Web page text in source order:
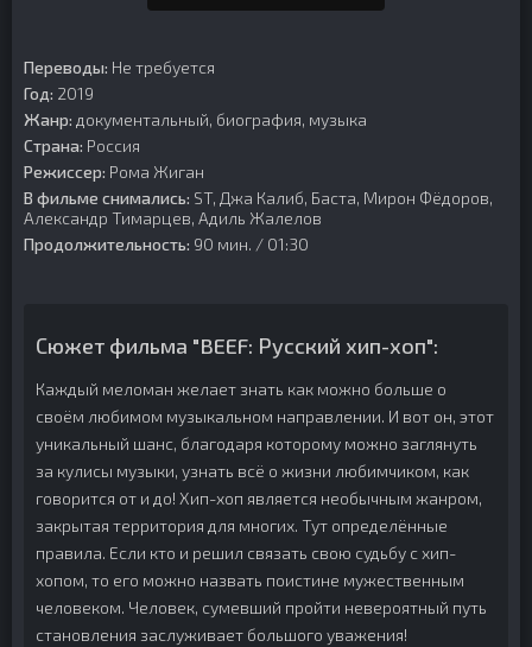
Переводы: Не требуется
Год: 2019
Жанр: документальный, биография, музыка
Страна: Россия
Режиссер: Рома Жиган
В фильме снимались: ST, Джа Калиб, Баста, Мирон Фёдоров,
Александр Тимарцев, Адиль Жалелов
Продолжительность: 90 мин. / 01:30
Сюжет фильма "BEEF: Русский хип-хоп":
Каждый меломан желает знать как можно больше о
своём любимом музыкальном направлении. И вот он, этот
уникальный шанс, благодаря которому можно заглянуть
за кулисы музыки, узнать всё о жизни любимчиком, как
говорится от и до! Хип-хоп является необычным жанром,
закрытая территория для многих. Тут определённые
правила. Если кто и решил связать свою судьбу с хип-
хопом, то его можно назвать поистине мужественным
человеком. Человек, сумевший пройти невероятный путь
становления заслуживает большого уважения!